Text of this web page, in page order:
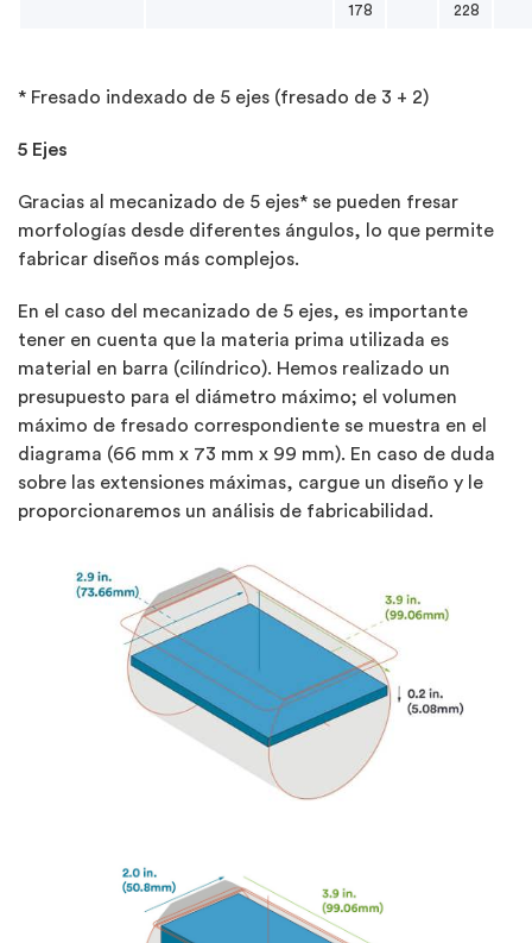
178 228
* Fresado indexado de 5 ejes (fresado de 3 + 2)
5 Ejes
Gracias al mecanizado de 5 ejes* se pueden fresar
morfologías desde diferentes ángulos, lo que permite
fabricar diseños más complejos.
En el caso del mecanizado de 5 ejes, es importante
tener en cuenta que la materia prima utilizada es
material en barra (cilíndrico). Hemos realizado un
presupuesto para el diámetro máximo; el volumen
máximo de fresado correspondiente se muestra en el
diagrama (66 mm x 73 mm x 99 mm). En caso de duda
sobre las extensiones máximas, cargue un diseño y le
proporcionaremos un análisis de fabricabilidad.